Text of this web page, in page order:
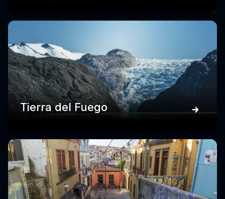
Tierra del Fuego